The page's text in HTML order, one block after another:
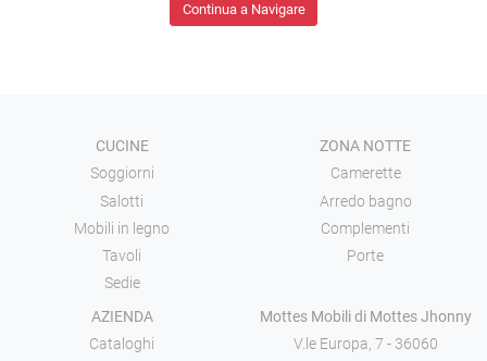
Continua a Navigare
CUCINE
Soggiorni
Salotti
Mobili in legno
Tavoli
Sedie
ZONA NOTTE
Camerette
Arredo bagno
Complementi
Porte
AZIENDA
Cataloghi
Mottes Mobili di Mottes Jhonny
V.le Europa, 7 - 36060